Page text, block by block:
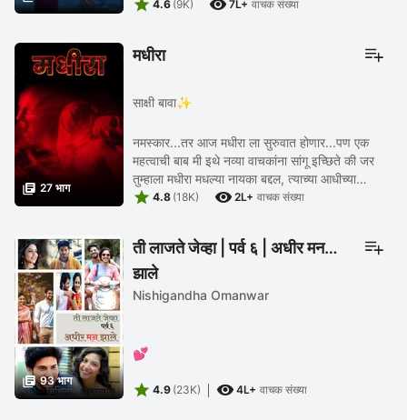
 4.6 (9K)  7L+ वाचक संख्या
 27 भाग
मधीरा
साक्षी बावा✨
नमस्कार...तर आज मधीरा ला सुरुवात होणार...पण एक
महत्वाची बाब मी इथे नव्या वाचकांना सांगू इच्छिते की जर
तुम्हाला मधीरा मधल्या नायका बद्दल, त्याच्या आधीच्या
आयुष्याबद्दल जर व्यवस्थितपणे जाणून ...
 4.8 (18K)  2L+ वाचक संख्या
 93 भाग
ती लाजते जेव्हा | पर्व ६ | अधीर मन
झाले
Nishigandha Omanwar
💕
 4.9 (23K)  4L+ वाचक संख्या